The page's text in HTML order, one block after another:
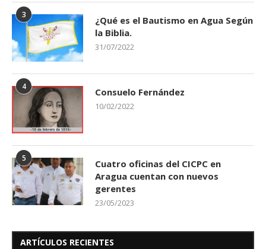
3
¿Qué es el Bautismo en Agua Según
la Biblia.
31/07/2022
4 Consuelo Fernández
10/02/2022
5
Cuatro oficinas del CICPC en
Aragua cuentan con nuevos
gerentes
23/05/2023
ARTÍCULOS RECIENTES